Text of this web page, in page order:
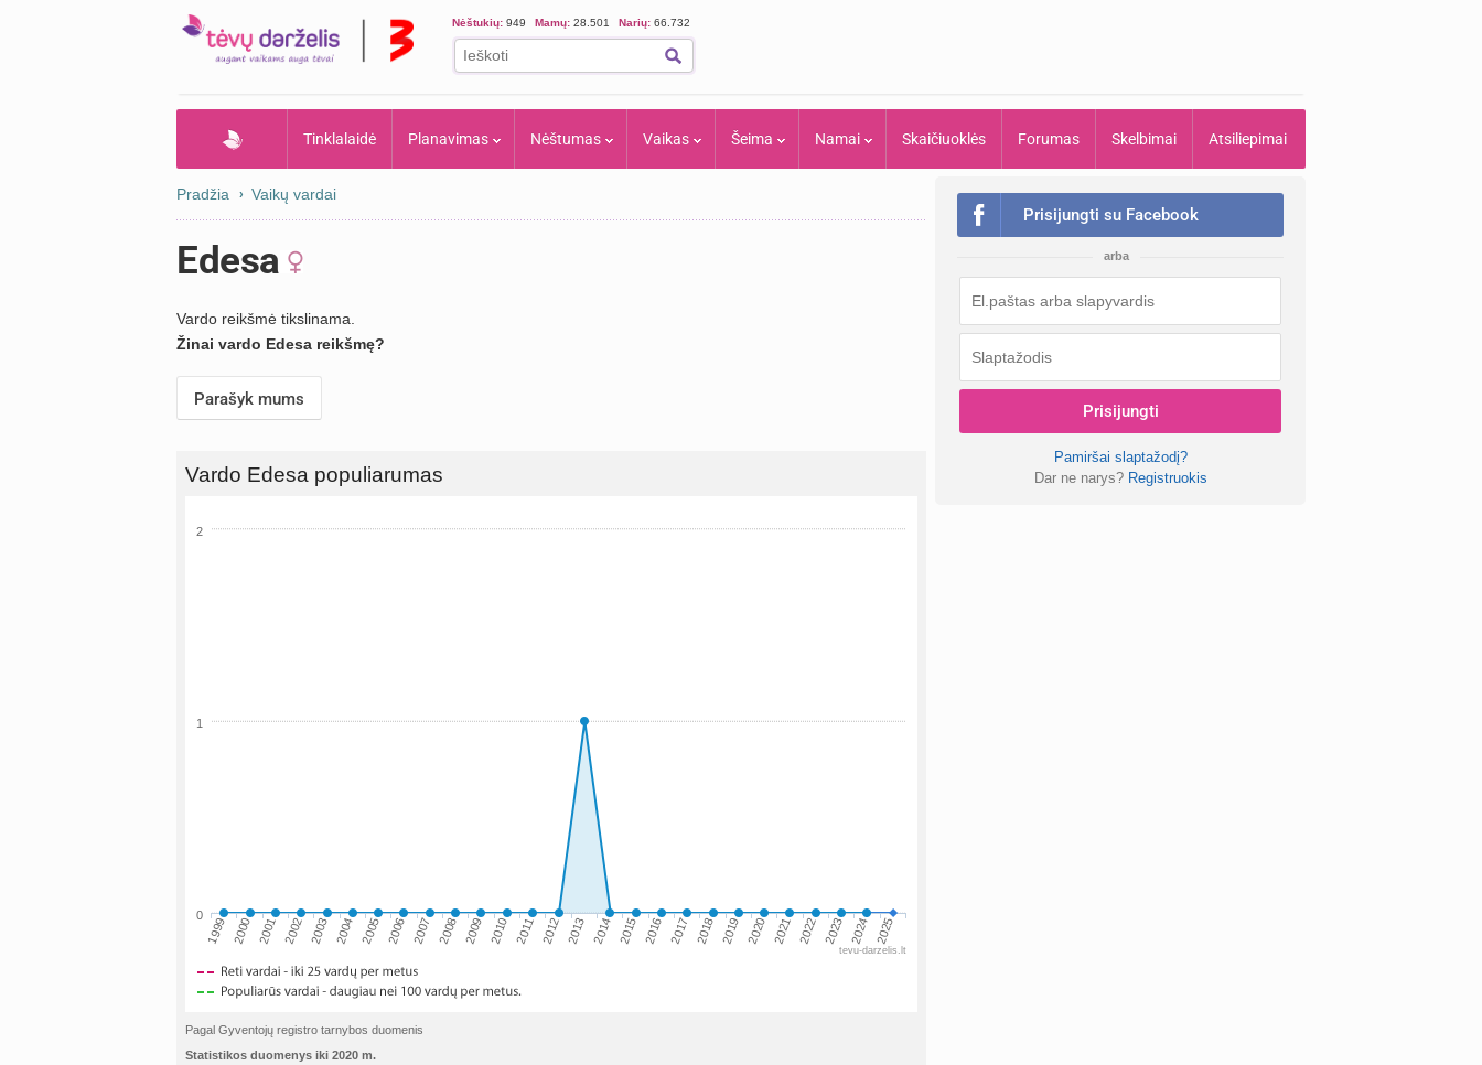
Nėštukių: 949 Mamų: 28.501 Narių: 66.732
Tinklalaidė Planavimas Nėštumas Vaikas Šeima Namai Skaičiuoklės Forumas Skelbimai Atsiliepimai
Pradžia Vaikų vardai
Edesa
Vardo reikšmė tikslinama.
Žinai vardo Edesa reikšmę?
Parašyk mums
Vardo Edesa populiarumas
1999 2000 2001 2002 2003 2004 2005 2006 2007 2008 2009 2010 2011 2012 2013 2014 2015 2016 2017 2018 2019 2020 2021 2022 2023 2024 2025
0
1
2
tevu-darzelis.lt
Pagal Gyventojų registro tarnybos duomenis
Statistikos duomenys iki 2020 m.
Prisijungti su Facebook
arba
Prisijungti
Pamiršai slaptažodį?
Dar ne narys? Registruokis